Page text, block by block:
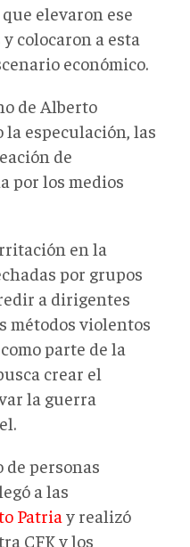
elevaron ese
colocaron a esta
económico.
de Alberto
especulación, las
de
por los medios
en la
por grupos
a dirigentes
métodos violentos
parte de la
crear el
la guerra
personas
a las
Patria y realizó
CFK y los